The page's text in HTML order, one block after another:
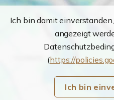
Ich bin damit
angezeigt
(https://
Ich bin